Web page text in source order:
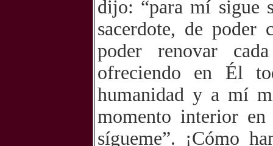
dijo: “para mí sigue
sacerdote, de poder
poder renovar
ofreciendo en Él
humanidad y a mí
momento interior
sígueme”. ¡Cómo